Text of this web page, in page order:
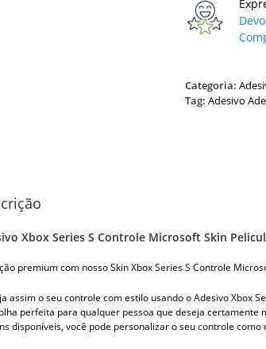
Categoria:
Tag: Adesivo
Xbox Series S Controle Microsoft Skin
premium com nosso Skin Xbox Series S Controle
assim o seu controle com estilo usando o Adesivo Xbox
perfeita para qualquer pessoa que deseja certamente
disponíveis, você pode personalizar o seu controle